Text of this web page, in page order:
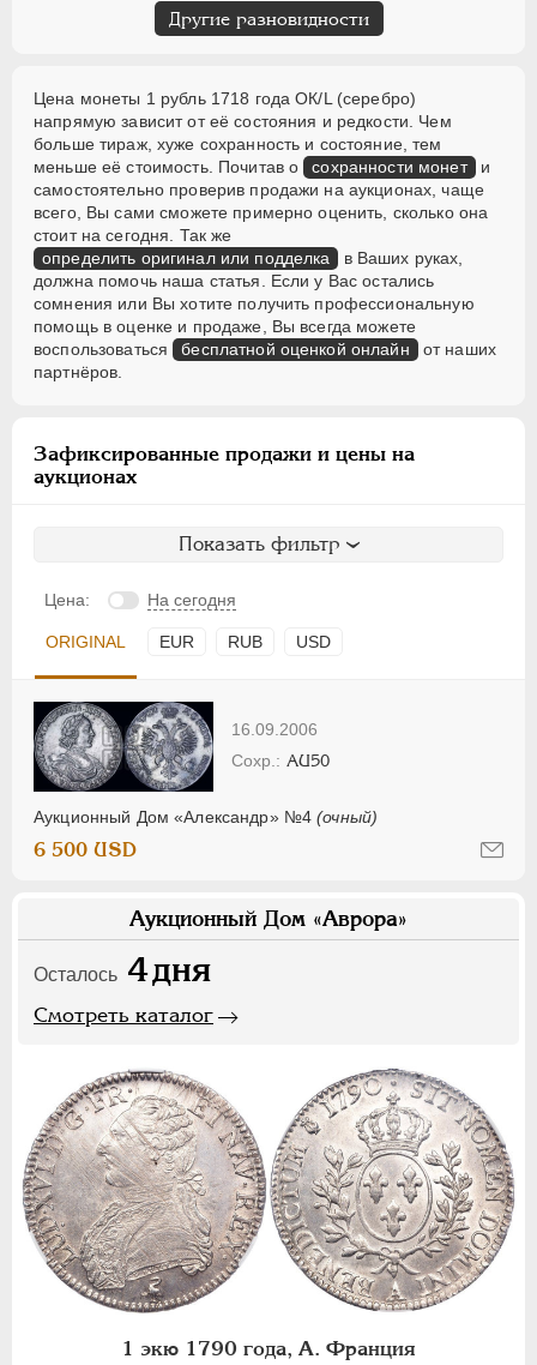
Другие разновидности
Цена монеты 1 рубль 1718 года ОК/L (серебро)
напрямую зависит от её состояния и редкости. Чем
больше тираж, хуже сохранность и состояние, тем
меньше её стоимость. Почитав о сохранности монет и
самостоятельно проверив продажи на аукционах, чаще
всего, Вы сами сможете примерно оценить, сколько она
стоит на сегодня. Так же
определить оригинал или подделка
в Ваших руках,
должна помочь наша статья. Если у Вас остались
сомнения или Вы хотите получить профессиональную
помощь в оценке и продаже, Вы всегда можете
воспользоваться бесплатной оценкой онлайн от наших
партнёров.
Зафиксированные продажи и цены на
аукционах
Показать фильтр
Цена: На сегодня
ORIGINAL EUR RUB USD
16.09.2006
Аукционный Дом «Александр» №4(очный)
AU50
6 500 USD
Аукционный Дом «Аврора»
Осталось 4дня
Смотреть каталог
1 экю 1790 года, А. Франция